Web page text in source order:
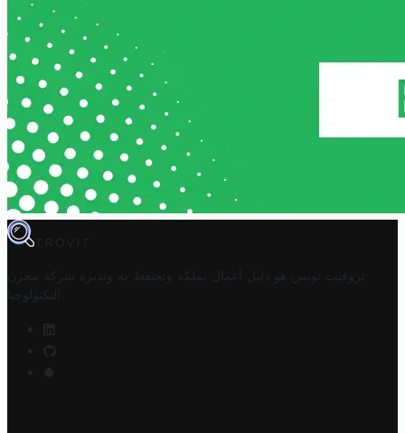
TROVIT
تروفيت تونس هو دليل أعمال تملكه وتحتفظ به وتديره
شركة مخزن
التكنولوجيا